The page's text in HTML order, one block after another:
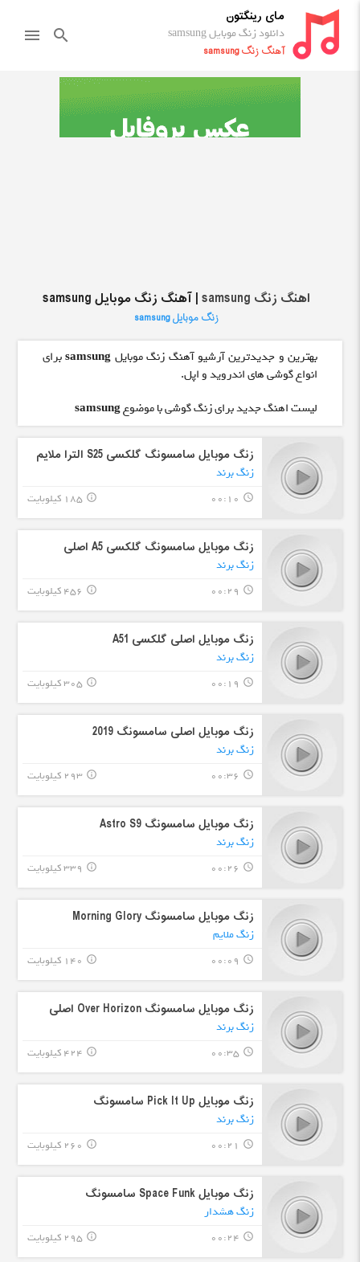
مای رینگتون
دانلود زنگ موبایل samsung
آهنگ زنگ samsung
search
menu
اهنگ زنگ samsung | آهنگ زنگ موبایل samsung
زنگ موبایل samsung
بهترین و جدیدترین آرشیو آهنگ زنگ موبایل samsungبرای
انواع گوشی های اندروید و اپل.
لیست اهنگ جدید برای زنگ گوشی با موضوعsamsung
زنگ موبایل سامسونگ گلکسی S25 الترا ملایم
زنگ برند
query_builder
00:10 185 کیلوبایت info_outline
زنگ موبایل سامسونگ گلکسی A5 اصلی
زنگ برند
query_builder
00:29 456 کیلوبایت info_outline
زنگ موبایل اصلی گلکسی A51
زنگ برند
query_builder
00:19 305 کیلوبایت info_outline
زنگ موبایل اصلی سامسونگ 2019
زنگ برند
query_builder
00:36 293 کیلوبایت info_outline
زنگ موبایل سامسونگ Astro S9
زنگ برند
query_builder
00:26 339 کیلوبایت info_outline
زنگ موبایل سامسونگ Morning Glory
زنگ ملایم
query_builder
00:09 140 کیلوبایت info_outline
زنگ موبایل سامسونگ Over Horizon اصلی
زنگ برند
query_builder
00:35 424 کیلوبایت info_outline
زنگ موبایل Pick It Up سامسونگ
زنگ برند
query_builder
00:21 260 کیلوبایت info_outline
زنگ موبایل Space Funk سامسونگ
زنگ هشدار
query_builder
00:24 295 کیلوبایت info_outline